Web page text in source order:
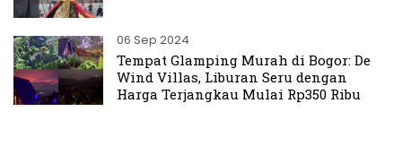
06 Sep 2024
Tempat Glamping Murah di Bogor: De
Wind Villas, Liburan Seru dengan
Harga Terjangkau Mulai Rp350 Ribu